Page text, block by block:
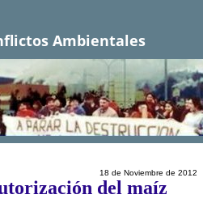
Ambientales
18 de Noviembre de 2012
del maíz